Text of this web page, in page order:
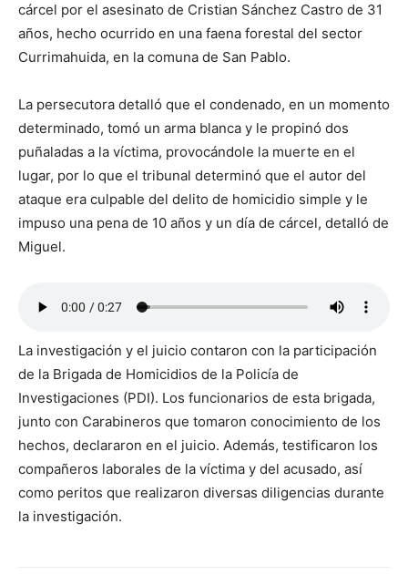
cárcel por el asesinato de Cristian Sánchez Castro de 31
años, hecho ocurrido en una faena forestal del sector
Currimahuida, en la comuna de San Pablo.
La persecutora detalló que el condenado, en un momento
determinado, tomó un arma blanca y le propinó dos
puñaladas a la víctima, provocándole la muerte en el
lugar, por lo que el tribunal determinó que el autor del
ataque era culpable del delito de homicidio simple y le
impuso una pena de 10 años y un día de cárcel, detalló de
Miguel.
La investigación y el juicio contaron con la participación
de la Brigada de Homicidios de la Policía de
Investigaciones (PDI). Los funcionarios de esta brigada,
junto con Carabineros que tomaron conocimiento de los
hechos, declararon en el juicio. Además, testificaron los
compañeros laborales de la víctima y del acusado, así
como peritos que realizaron diversas diligencias durante
la investigación.